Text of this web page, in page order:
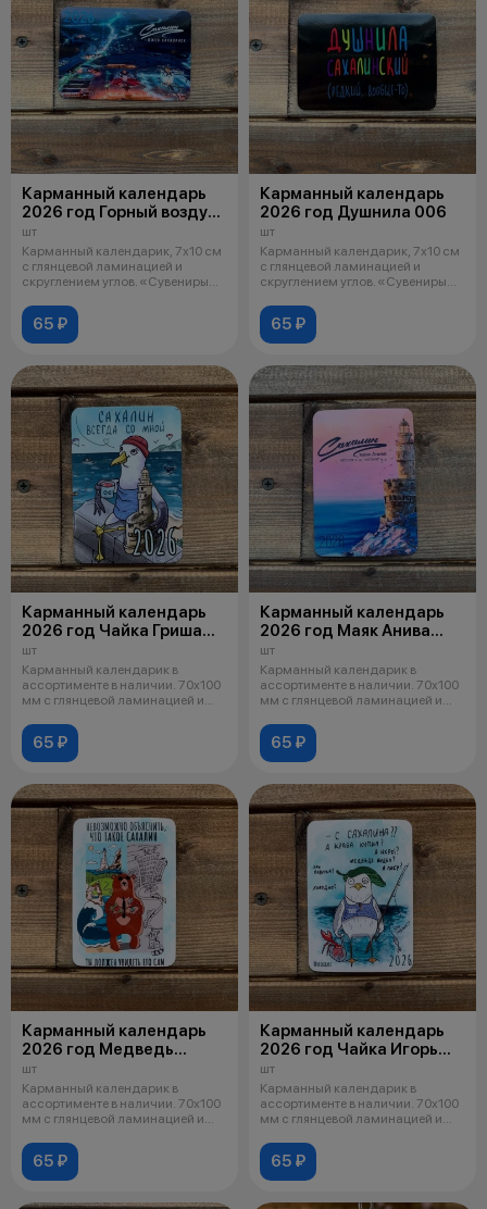
Карманный календарь
2026 год Горный воздух
009
шт
Карманный календарик, 7х10 см
с глянцевой ламинацией и
скруглением углов. «Сувениры
65 ₽
Карманный календарь
2026 год Душнила 006
шт
Карманный календарик, 7х10 см
с глянцевой ламинацией и
скруглением углов. «Сувениры
65 ₽
Карманный календарь
2026 год Чайка Гриша
007
шт
Карманный календарик в
ассортименте в наличии. 70х100
мм с глянцевой ламинацией и
65 ₽
Карманный календарь
2026 год Маяк Анива
004
шт
Карманный календарик в
ассортименте в наличии. 70х100
мм с глянцевой ламинацией и
65 ₽
Карманный календарь
2026 год Медведь
Василий 003
шт
Карманный календарик в
ассортименте в наличии. 70х100
мм с глянцевой ламинацией и
65 ₽
Карманный календарь
2026 год Чайка Игорь
002
шт
Карманный календарик в
ассортименте в наличии. 70х100
мм с глянцевой ламинацией и
65 ₽